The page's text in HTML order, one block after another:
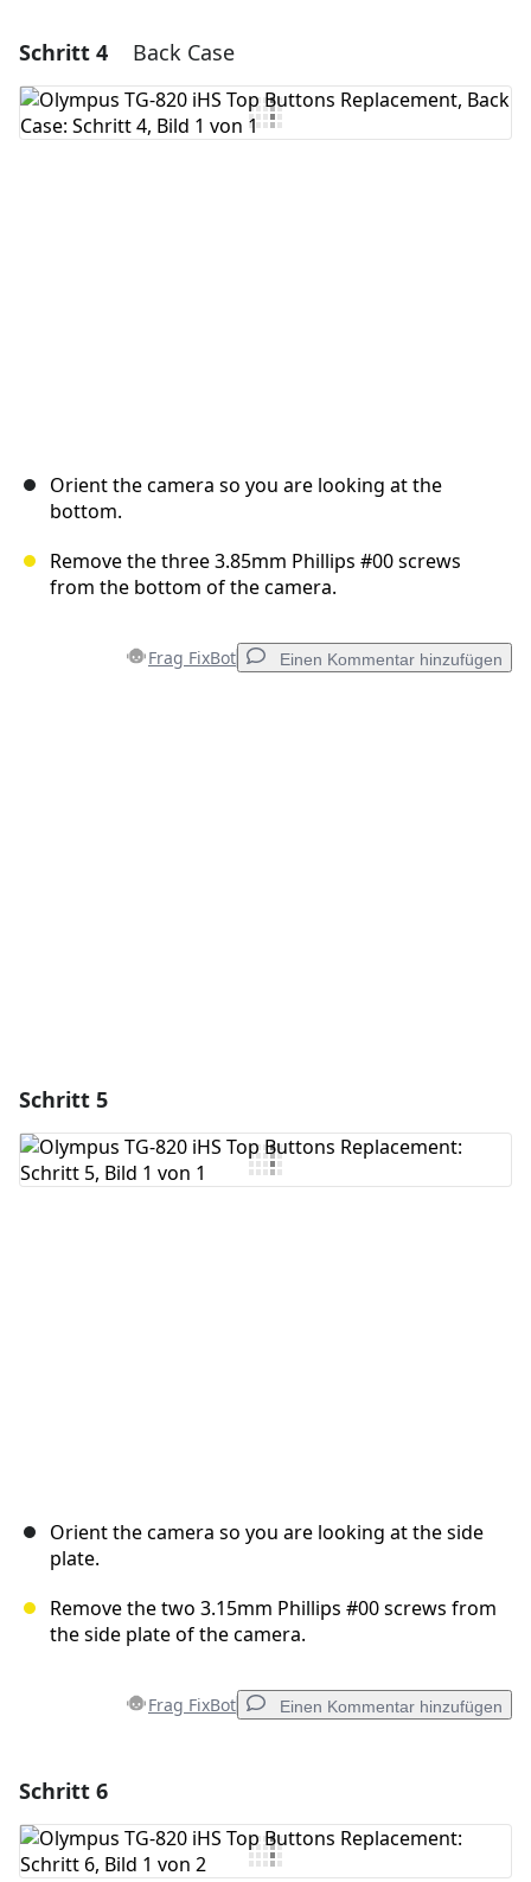
Einen Kommentar hinzufügen
Kommentar hinzufügen
Schritt 4 Back Case
Orient the camera so you are looking at the
bottom.
Remove the three 3.85mm Phillips #00 screws
from the bottom of the camera.
Frag FixBot Einen Kommentar hinzufügen
Schritt 5
Orient the camera so you are looking at the side
plate.
Remove the two 3.15mm Phillips #00 screws from
the side plate of the camera.
Frag FixBot Einen Kommentar hinzufügen
Kommentar hinzufügen
Schritt 6